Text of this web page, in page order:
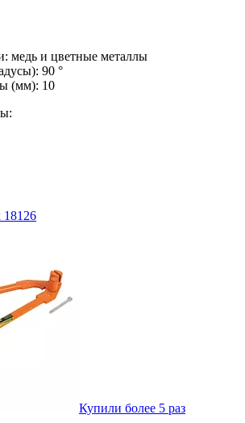
медь и цветные металлы
90 °
(мм): 10
18126
Купили более 5 раз